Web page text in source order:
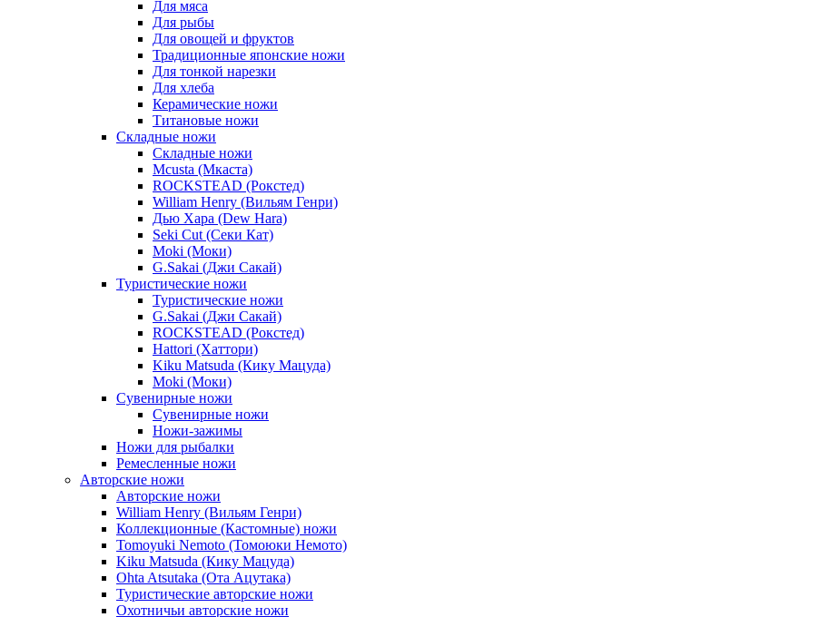
Для мяса
Для рыбы
Для овощей и фруктов
Традиционные японские ножи
Для тонкой нарезки
Для хлеба
Керамические ножи
Титановые ножи
Складные ножи
Складные ножи
Mcusta (Мкаста)
ROCKSTEAD (Рокстед)
William Henry (Вильям Генри)
Дью Хара (Dew Hara)
Seki Cut (Секи Кат)
Moki (Моки)
G.Sakai (Джи Сакай)
Туристические ножи
Туристические ножи
G.Sakai (Джи Сакай)
ROCKSTEAD (Рокстед)
Hattori (Хаттори)
Kiku Matsuda (Кику Мацуда)
Moki (Моки)
Сувенирные ножи
Сувенирные ножи
Ножи-зажимы
Ножи для рыбалки
Ремесленные ножи
Авторские ножи
Авторские ножи
William Henry (Вильям Генри)
Коллекционные (Кастомные) ножи
Tomoyuki Nemoto (Томоюки Немото)
Kiku Matsuda (Кику Мацуда)
Ohta Atsutaka (Ота Ацутака)
Туристические авторские ножи
Охотничьи авторские ножи